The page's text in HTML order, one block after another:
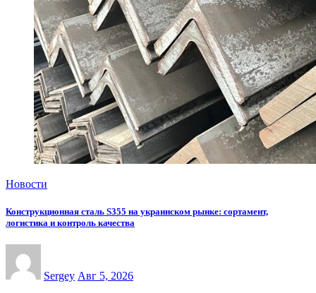
Новости
Конструкционная сталь S355 на украинском рынке: сортамент,
логистика и контроль качества
Sergey Авг 5, 2026